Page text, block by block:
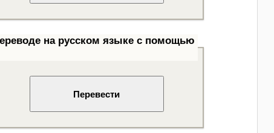
на русском языке с помощью